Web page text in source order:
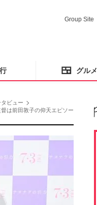
Group Site
🍱 グルメ
ビュー
は前田敦子の仰天エピソー